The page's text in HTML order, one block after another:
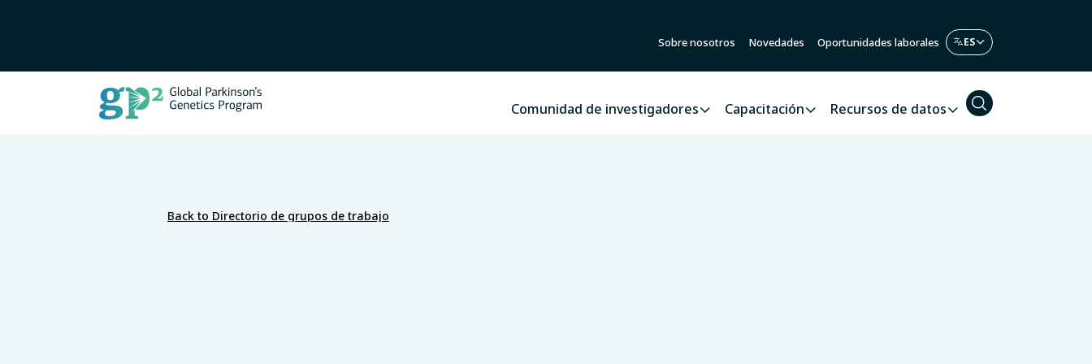
Sobre nosotros Novedades Oportunidades laborales
Comunidad de investigadores Capacitación Recursos de datos
Back to Directorio de grupos de trabajo